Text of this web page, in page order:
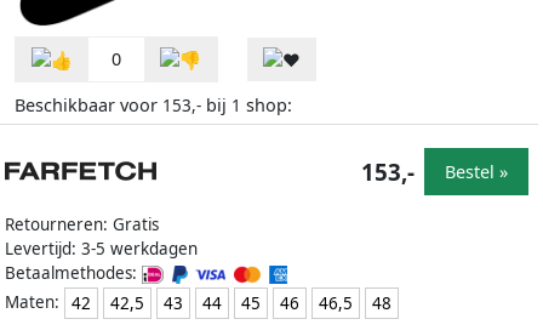
0
Beschikbaar voor 153,- bij 1 shop:
Retourneren: Gratis
Levertijd: 3-5 werkdagen
Betaalmethodes:
Maten:
42 42,5 43 44 45 46 46,5 48
153,- Bestel »